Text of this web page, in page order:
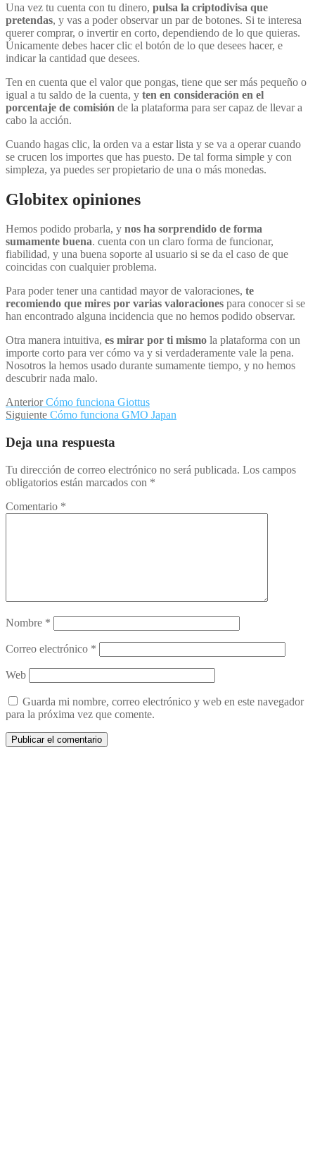
Una vez tu cuenta con tu dinero, pulsa la criptodivisa que
pretendas, y vas a poder observar un par de botones. Si te interesa
querer comprar, o invertir en corto, dependiendo de lo que quieras.
Únicamente debes hacer clic el botón de lo que desees hacer, e
indicar la cantidad que desees.
Ten en cuenta que el valor que pongas, tiene que ser más pequeño o
igual a tu saldo de la cuenta, y ten en consideración en el
porcentaje de comisión de la plataforma para ser capaz de llevar a
cabo la acción.
Cuando hagas clic, la orden va a estar lista y se va a operar cuando
se crucen los importes que has puesto. De tal forma simple y con
simpleza, ya puedes ser propietario de una o más monedas.
Globitex opiniones
Hemos podido probarla, y nos ha sorprendido de forma
sumamente buena. cuenta con un claro forma de funcionar,
fiabilidad, y una buena soporte al usuario si se da el caso de que
coincidas con cualquier problema.
Para poder tener una cantidad mayor de valoraciones, te
recomiendo que mires por varias valoraciones para conocer si se
han encontrado alguna incidencia que no hemos podido observar.
Otra manera intuitiva, es mirar por ti mismo la plataforma con un
importe corto para ver cómo va y si verdaderamente vale la pena.
Nosotros la hemos usado durante sumamente tiempo, y no hemos
descubrir nada malo.
Navegación
de
entradas
Anterior Entrada
anterior:
Cómo funciona Giottus
Siguiente Entrada
Cómo funciona GMO Japan
Deja una respuesta
Tu dirección de correo electrónico no será publicada. Los campos
obligatorios están marcados con *
Comentario *
Nombre *
Correo electrónico *
Web
Guarda mi nombre, correo electrónico y web en este navegador
para la próxima vez que comente.